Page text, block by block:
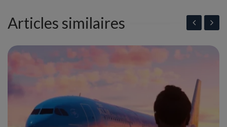
Articles similaires